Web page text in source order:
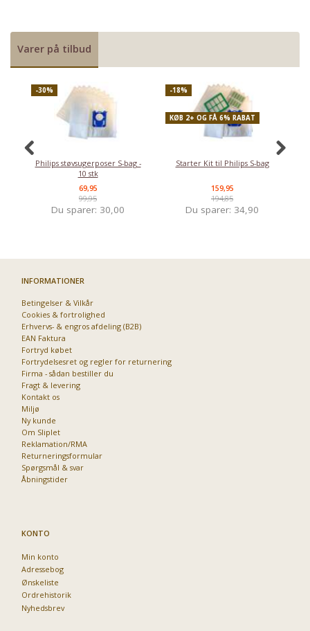
Varer på tilbud
-30%
Philips støvsugerposer S-bag -
10 stk
69,95
99,95
Du sparer: 30,00
-18%
KØB 2+ OG FÅ 6% RABAT
Starter Kit til Philips S-bag
159,95
194,85
Du sparer: 34,90
INFORMATIONER
Betingelser & Vilkår
Cookies & fortrolighed
Erhvervs- & engros afdeling (B2B)
EAN Faktura
Fortryd købet
Fortrydelsesret og regler for returnering
Firma - sådan bestiller du
Fragt & levering
Kontakt os
Miljø
Ny kunde
Om Sliplet
Reklamation/RMA
Returneringsformular
Spørgsmål & svar
Åbningstider
KONTO
Min konto
Adressebog
Ønskeliste
Ordrehistorik
Nyhedsbrev
Priser fra kun 29,95